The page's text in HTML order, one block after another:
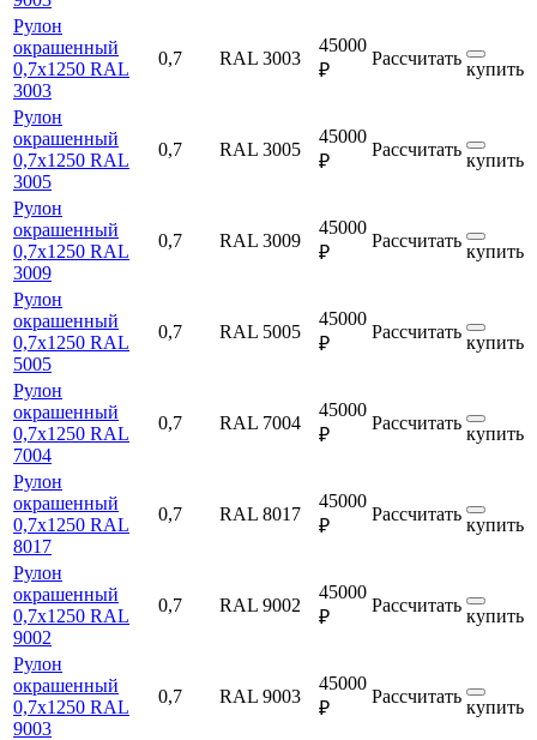
Рулон
окрашенный
0,7х1250 RAL
3003
0,7 RAL 3003
45000
₽
Рассчитать
купить
Рулон
окрашенный
0,7х1250 RAL
3005
0,7 RAL 3005
45000
₽
Рассчитать
купить
Рулон
окрашенный
0,7х1250 RAL
3009
0,7 RAL 3009
45000
₽
Рассчитать
купить
Рулон
окрашенный
0,7х1250 RAL
5005
0,7 RAL 5005
45000
₽
Рассчитать
купить
Рулон
окрашенный
0,7х1250 RAL
7004
0,7 RAL 7004
45000
₽
Рассчитать
купить
Рулон
окрашенный
0,7х1250 RAL
8017
0,7 RAL 8017
45000
₽
Рассчитать
купить
Рулон
окрашенный
0,7х1250 RAL
9002
0,7 RAL 9002
45000
₽
Рассчитать
купить
Рулон
окрашенный
0,7х1250 RAL
9003
0,7 RAL 9003
45000
₽
Рассчитать
купить